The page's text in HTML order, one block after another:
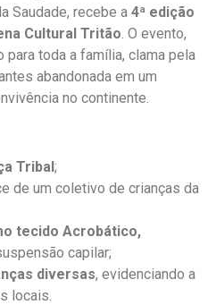
Saudade, recebe a 4ª edição
Cultural Tritão. O evento,
toda a família, clama pela
abandonada em um
no continente.
Tribal;
de um coletivo de crianças da
tecido Acrobático,
capilar;
diversas, evidenciando a
locais.